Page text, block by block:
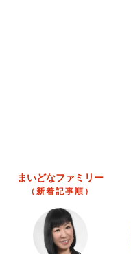
まいどなファミリー
（新着記事順）